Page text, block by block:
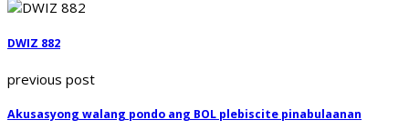
DWIZ 882
previous post
Akusasyong walang pondo ang BOL plebiscite pinabulaanan